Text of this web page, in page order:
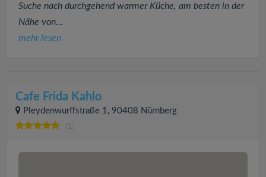
Suche nach durchgehend warmer Küche, am besten in der
Nähe von...
mehr lesen
Cafe Frida Kahlo
Pleydenwurffstraße 1, 90408 Nürnberg
(1)